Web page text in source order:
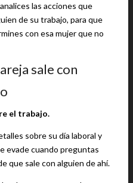
las acciones que
de su trabajo, para que
con esa mujer que no
sale con
el trabajo.
sobre su día laboral y
evade cuando preguntas
que sale con alguien de ahí.